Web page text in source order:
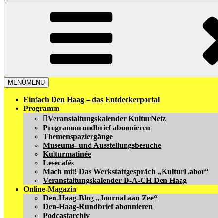
MENÜMENÜ
Einfach Den Haag – das Entdeckerportal
Programm
Veranstaltungskalender KulturNetz
Programmrundbrief abonnieren
Themenspaziergänge
Museums- und Ausstellungsbesuche
Kulturmatinée
Lesecafés
Mach mit! Das Werkstattgespräch „KulturLabor“
Veranstaltungskalender D-A-CH Den Haag
Online-Magazin
Den-Haag-Blog „Journal aan Zee“
Den-Haag-Rundbrief abonnieren
Podcastarchiv